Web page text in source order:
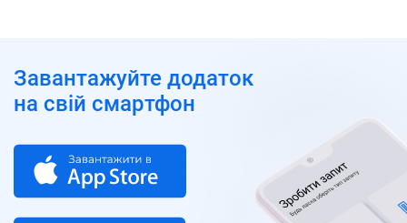
Завантажуйте додаток
на свій смартфон